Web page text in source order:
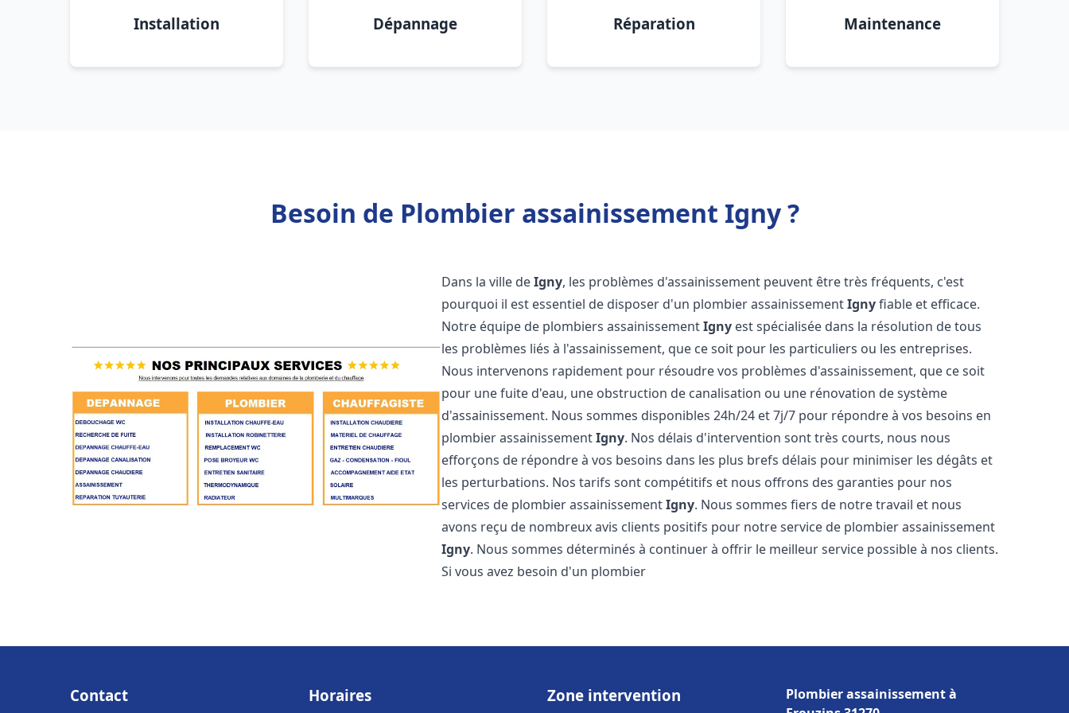
Installation Dépannage Réparation Maintenance
Besoin de Plombier assainissement Igny ?
Dans la ville deIgny, les problèmes d'assainissement peuvent être très fréquents, c'est
pourquoi il est essentiel de disposer d'un plombier assainissementIgnyfiable et efficace.
Notre équipe de plombiers assainissementIgny est spécialisée dans la résolution de tous
les problèmes liés à l'assainissement, que ce soit pour les particuliers ou les entreprises.
Nous intervenons rapidement pour résoudre vos problèmes d'assainissement, que ce soit
pour une fuite d'eau, une obstruction de canalisation ou une rénovation de système
d'assainissement. Nous sommes disponibles 24h/24 et 7j/7 pour répondre à vos besoins en
plombier assainissementIgny. Nos délais d'intervention sont très courts, nous nous
efforçons de répondre à vos besoins dans les plus brefs délais pour minimiser les dégâts et
les perturbations. Nos tarifs sont compétitifs et nous offrons des garanties pour nos
services de plombier assainissementIgny. Nous sommes fiers de notre travail et nous
avons reçu de nombreux avis clients positifs pour notre service de plombier assainissement
Igny. Nous sommes déterminés à continuer à offrir le meilleur service possible à nos clients.
Si vous avez besoin d'un plombier
Contact Horaires Zone intervention
Plombier assainissement à